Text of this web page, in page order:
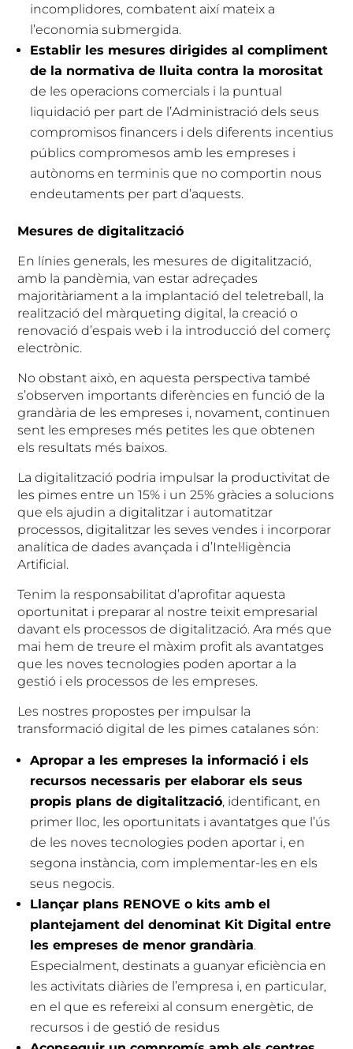
incomplidores, combatent així mateix a
l’economia submergida.
Establir les mesures dirigides al compliment
de la normativa de lluita contra la morositat
de les operacions comercials i la puntual
liquidació per part de l’Administració dels seus
compromisos financers i dels diferents incentius
públics compromesos amb les empreses i
autònoms en terminis que no comportin nous
endeutaments per part d’aquests.
Mesures de digitalització
En línies generals, les mesures de digitalització,
amb la pandèmia, van estar adreçades
majoritàriament a la implantació del teletreball, la
realització del màrqueting digital, la creació o
renovació d’espais web i la introducció del comerç
electrònic.
No obstant això, en aquesta perspectiva també
s’observen importants diferències en funció de la
grandària de les empreses i, novament, continuen
sent les empreses més petites les que obtenen
els resultats més baixos.
La digitalització podria impulsar la productivitat de
les pimes entre un 15% i un 25% gràcies a solucions
que els ajudin a digitalitzar i automatitzar
processos, digitalitzar les seves vendes i incorporar
analítica de dades avançada i d’Intel·ligència
Artificial.
Tenim la responsabilitat d’aprofitar aquesta
oportunitat i preparar al nostre teixit empresarial
davant els processos de digitalització. Ara més que
mai hem de treure el màxim profit als avantatges
que les noves tecnologies poden aportar a la
gestió i els processos de les empreses.
Les nostres propostes per impulsar la
transformació digital de les pimes catalanes són:
Apropar a les empreses la informació i els
recursos necessaris per elaborar els seus
propis plans de digitalització, identificant, en
primer lloc, les oportunitats i avantatges que l’ús
de les noves tecnologies poden aportar i, en
segona instància, com implementar-les en els
seus negocis.
Llançar plans RENOVE o kits amb el
plantejament del denominat Kit Digital entre
les empreses de menor grandària.
Especialment, destinats a guanyar eficiència en
les activitats diàries de l’empresa i, en particular,
en el que es refereixi al consum energètic, de
recursos i de gestió de residus